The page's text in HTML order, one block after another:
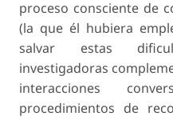
proceso consciente de
(la que él hubiera
salvar estas
investigadoras
interacciones
procedimientos de